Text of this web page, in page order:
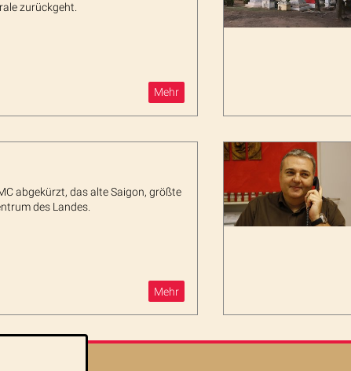
zurückgeht.
Mehr
abgekürzt, das alte Saigon, größte
des Landes.
Mehr